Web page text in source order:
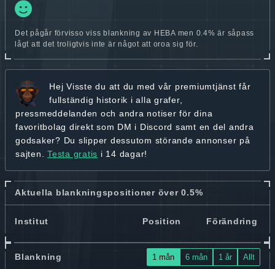
Det pågår förvisso viss blankning av HEBA men 0.4% är såpass
lågt att det troligtvis inte är något att oroa sig för.
Hej Visste du att du med vår premiumtjänst får
fullständig historik i alla grafer,
pressmeddelanden och andra notiser för dina
favoritbolag direkt som DM i Discord samt en del andra
godsaker? Du slipper dessutom störande annonser på
sajten. Testa gratis i 14 dagar!
Aktuella blankningspositioner över 0.5%
Institut Position Förändring
Blankning 1 mån 6 mån 1 år Allt